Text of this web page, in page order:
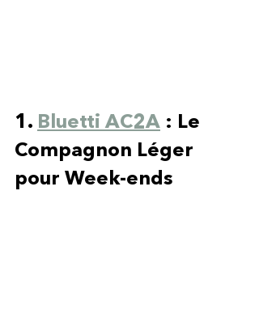
1. Bluetti AC2A : Le
Compagnon Léger
pour Week-ends